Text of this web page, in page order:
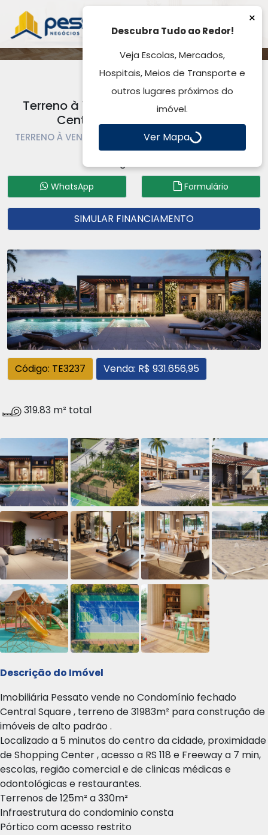
Terreno à Venda, Central Square -Av.
Centenario - Gravataí, RS
TERRENO À VENDA | TERRENO | GRAVATAÍ | PASSO DAS
PEDRAS
WhatsApp Formulário
SIMULAR FINANCIAMENTO
Código: TE3237 Venda: R$ 931.656,95
319.83 m² total
Descrição do Imóvel
Imobiliária Pessato vende no Condomínio fechado
Central Square , terreno de 31983m² para construção de
imóveis de alto padrão .
Localizado a 5 minutos do centro da cidade, proximidade
de Shopping Center , acesso a RS 118 e Freeway a 7 min,
escolas, região comercial e de clinicas médicas e
odontológicas e restaurantes.
Terrenos de 125m² a 330m²
Infraestrutura do condominio consta
Pórtico com acesso restrito
×
Descubra Tudo ao Redor!
Veja Escolas, Mercados,
Hospitais, Meios de Transporte e
outros lugares próximos do
imóvel.
Ver Mapa